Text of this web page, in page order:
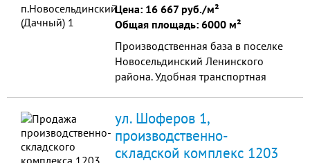
частям. Продажа от собственника.
Цена: 16 667 руб./м²
Общая площадь: 6000 м²
Производственная база в поселке
Новосельдинский Ленинского
района. Удобная транспортная
Подъездные пути для...
ул. Шоферов 1,
производственно-
складской комплекс 1203